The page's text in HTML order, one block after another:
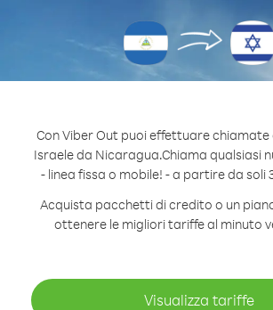
Con Viber Out puoi effettuare
Israele da Nicaragua.Chiama qualsiasi
- linea fissa o mobile! - a partire da soli
Acquista pacchetti di credito o un
ottenere le migliori tariffe al minuto
Visualizza tariffe